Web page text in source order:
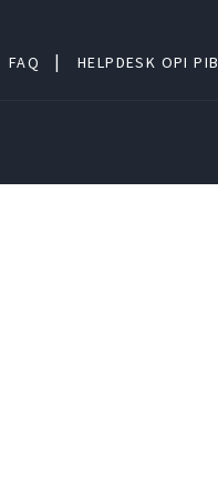
FAQ HELPDESK OPI PIB